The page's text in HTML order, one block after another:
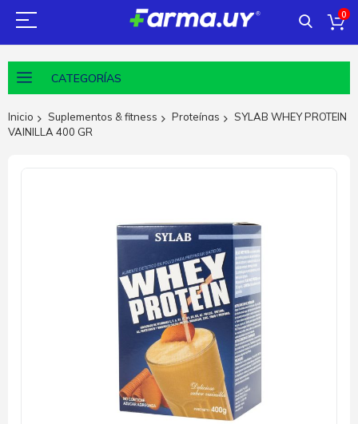
0
CATEGORÍAS
Inicio Suplementos & fitness Proteínas
SYLAB WHEY PROTEIN
VAINILLA 400 GR